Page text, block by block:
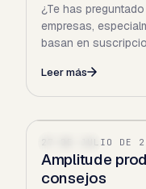
¿Te has
empresas,
basan en
Leer más
27 DE JULIO DE
Amplitude
consejos